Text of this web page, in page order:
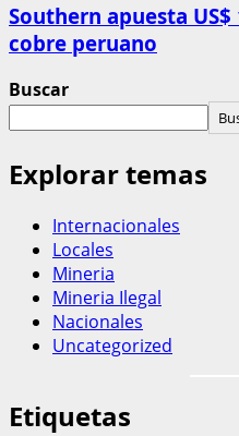
Southern apuesta
cobre peruano
Buscar
Explorar temas
Internacionales
Locales
Mineria
Mineria Ilegal
Nacionales
Uncategorized
Etiquetas